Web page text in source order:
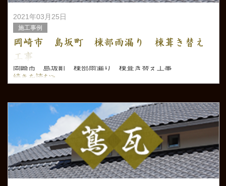
2021年03月25日
施工事例
岡崎市 島坂町 棟部雨漏り 棟葺き替え
工事
岡崎市 島坂町 棟部雨漏り 棟葺き替え工事
続きを読む>